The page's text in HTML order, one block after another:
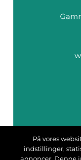
På vores
indstillinger,